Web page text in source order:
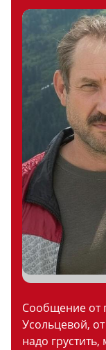
Сообщение от
Усольцевой,
надо